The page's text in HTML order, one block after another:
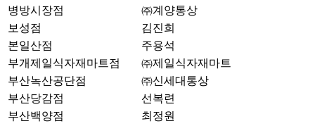
병방시장점
㈜계양통상
보성점
김진희
본일산점
주용석
부개제일식자재마트점
㈜제일식자재마트
부산녹산공단점
㈜신세대통상
부산당감점
선복련
부산백양점
최정원